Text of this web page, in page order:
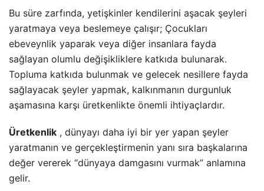
Bu süre zarfında, yetişkinler kendilerini aşacak şeyleri
yaratmaya veya beslemeye çalışır; Çocukları
ebeveynlik yaparak veya diğer insanlara fayda
sağlayan olumlu değişikliklere katkıda bulunarak.
Topluma katkıda bulunmak ve gelecek nesillere fayda
sağlayacak şeyler yapmak, kalkınmanın durgunluk
aşamasına karşı üretkenlikte önemli ihtiyaçlardır.
Üretkenlik , dünyayı daha iyi bir yer yapan şeyler
yaratmanın ve gerçekleştirmenin yanı sıra başkalarına
değer vererek “dünyaya damgasını vurmak” anlamına
gelir.